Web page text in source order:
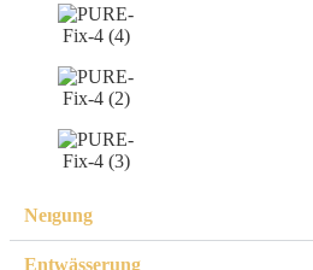
Neıgung
Entwässerung